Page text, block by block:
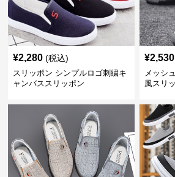
¥2,280 (税込)
スリッポン シンプルロゴ刺繍キ
ャンバススリッポン
¥2,530
メッシ
風スリ